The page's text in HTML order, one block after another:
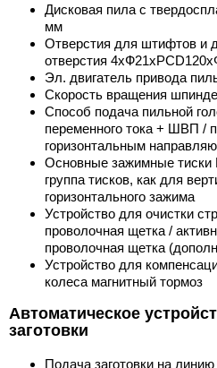
Дисковая пила с
мм
Отверстия для штифтов и
отверстия
Эл. двигатель привода
Скорость вращения
Способ подача пильной
переменного тока + ШВП /
горизонтальным
Основные зажимные тиски
группа тисков, как для
горизонтального зажима
Устройство для очистки
проволочная щетка /
проволочная щетка
Устройство для
колеса магнитный тормоз
Автоматическое
заготовки
Подача заготовки на